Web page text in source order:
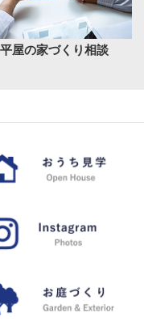
平屋の家づくり相談